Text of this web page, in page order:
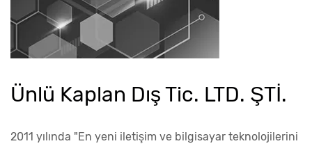
Ünlü Kaplan Dış Tic. LTD. ŞTİ.
2011 yılında "En yeni iletişim ve bilgisayar teknolojilerini